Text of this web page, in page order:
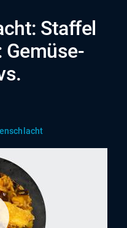
Staffel
Gemüse-